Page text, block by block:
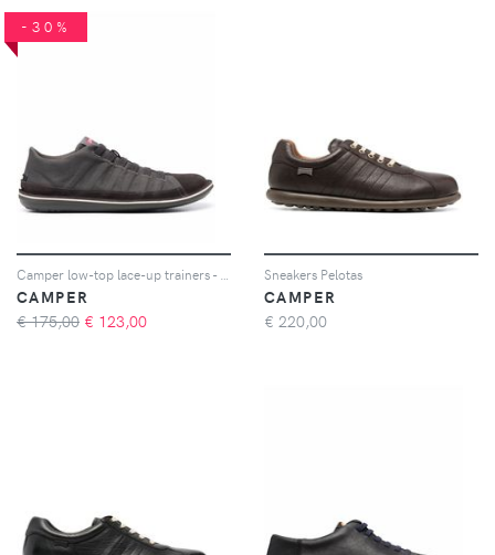
-30%
CAMPER
€ 175,00 € 123,00
Sneakers Pelotas
CAMPER
€ 220,00